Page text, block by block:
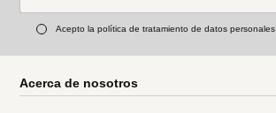
Acepto la política de tratamiento de datos personales
Acerca de nosotros